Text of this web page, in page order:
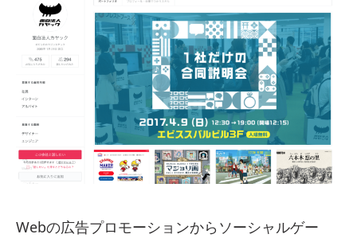
Webの広告プロモーションからソーシャルゲー